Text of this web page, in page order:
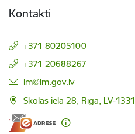
Kontakti
+371 80205100
+371 20688267
E-pasts:
lm@lm.gov.lv
Skolas iela 28, Rīga, LV-1331